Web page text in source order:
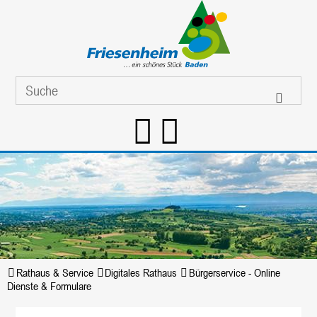
Rathaus & Service Digitales Rathaus
Bürgerservice - Online
Dienste & Formulare